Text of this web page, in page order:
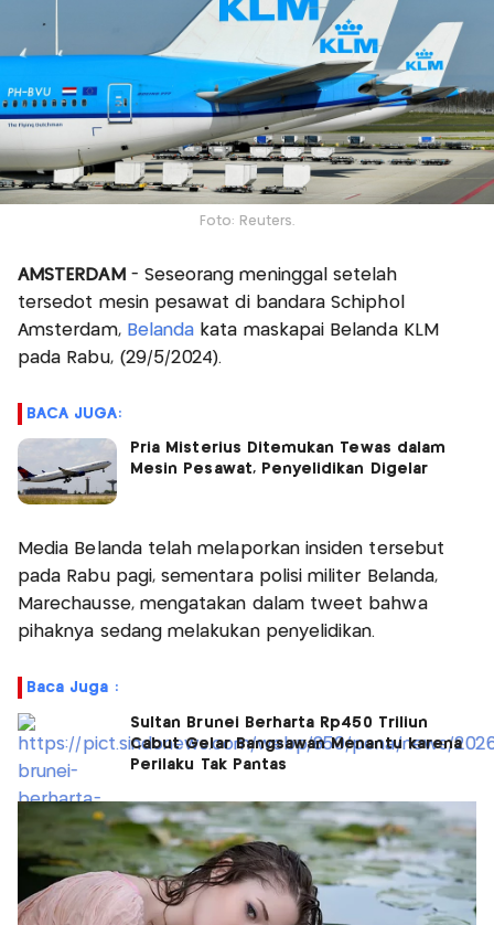
Foto: Reuters.
AMSTERDAM - Seseorang meninggal setelah
tersedot mesin pesawat di bandara Schiphol
Amsterdam, Belanda kata maskapai Belanda KLM
pada Rabu, (29/5/2024).
BACA JUGA:
Pria Misterius Ditemukan Tewas dalam
Mesin Pesawat, Penyelidikan Digelar
Media Belanda telah melaporkan insiden tersebut
pada Rabu pagi, sementara polisi militer Belanda,
Marechausse, mengatakan dalam tweet bahwa
pihaknya sedang melakukan penyelidikan.
Baca Juga :
Sultan Brunei Berharta Rp450 Triliun
Cabut Gelar Bangsawan Menantu karena
Perilaku Tak Pantas